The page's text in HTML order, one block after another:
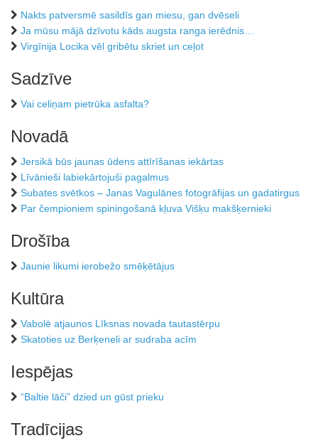
Nakts patversmē sasildīs gan miesu, gan dvēseli
Ja mūsu mājā dzīvotu kāds augsta ranga ierēdnis…
Virgīnija Locika vēl gribētu skriet un ceļot
Sadzīve
Vai celiņam pietrūka asfalta?
Novadā
Jersikā būs jaunas ūdens attīrīšanas iekārtas
Līvānieši labiekārtojuši pagalmus
Subates svētkos – Janas Vagulānes fotogrāfijas un gadatirgus
Par čempioniem spiningošanā kļuva Višķu makšķernieki
Drošība
Jaunie likumi ierobežo smēķētājus
Kultūra
Vabolē atjaunos Līksnas novada tautastērpu
Skatoties uz Berķeneli ar sudraba acīm
Iespējas
“Baltie lāči” dzied un gūst prieku
Tradīcijas